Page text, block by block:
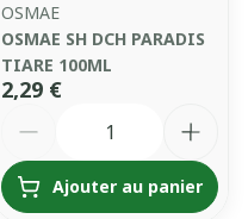
OSMAE
OSMAE SH DCH PARADIS
TIARE 100ML
2,29 €
Ajouter au panier